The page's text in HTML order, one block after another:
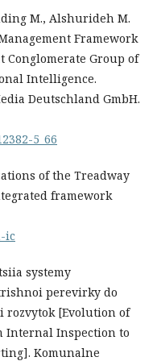
M., Alshurideh M.
Framework
Conglomerate Group of
Intelligence.
Deutschland GmbH.
5_66
of the Treadway
framework
ic
systemy
perevirky do
[Evolution of
Internal Inspection to
Komunalne